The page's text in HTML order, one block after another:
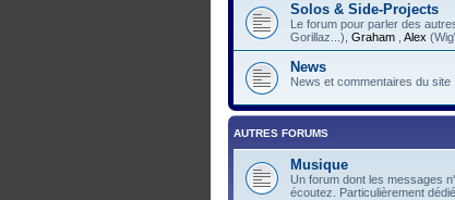
Solos & Side-Projects
Le forum pour parler des
Gorillaz...), Graham Alex
News
News et commentaires du site
AUTRES FORUMS
Musique
Un forum dont les messages
écoutez. Particulièrement